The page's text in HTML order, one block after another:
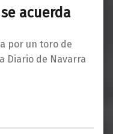
acuerda
por un toro de
Diario de Navarra